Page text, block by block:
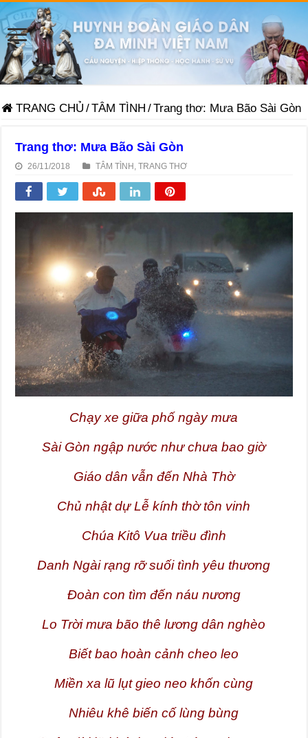
TRANG CHỦ /TÂM TÌNH /Trang thơ: Mưa Bão Sài Gòn
Trang thơ: Mưa Bão Sài Gòn
26/11/2018 TÂM TÌNH ,TRANG THƠ
Chạy xe giữa phố ngày mưa
Sài Gòn ngập nước như chưa bao giờ
Giáo dân vẫn đến Nhà Thờ
Chủ nhật dự Lễ kính thờ tôn vinh
Chúa Kitô Vua triều đình
Danh Ngài rạng rỡ suối tình yêu thương
Đoàn con tìm đến náu nương
Lo Trời mưa bão thê lương dân nghèo
Biết bao hoàn cảnh cheo leo
Miền xa lũ lụt gieo neo khốn cùng
Nhiêu khê biến cố lùng bùng